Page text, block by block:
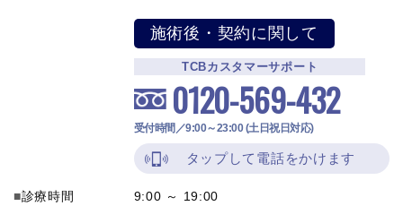
施術後・契約に関して
TCBカスタマーサポート
0120-569-432
受付時間／9:00～23:00 (土日祝日対応)
タップして電話をかけます
診療時間
9:00 ～ 19:00